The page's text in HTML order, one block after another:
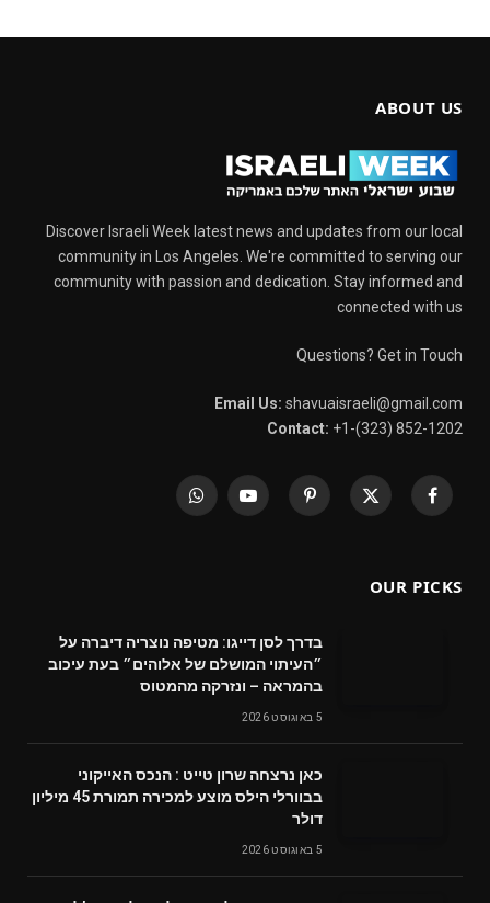
ABOUT US
Discover Israeli Week latest news and updates from our local
community in Los Angeles. We're committed to serving our
community with passion and dedication. Stay informed and
connected with us
Questions? Get in Touch
Email Us: shavuaisraeli@gmail.com
Contact: +1-(323) 852-1202
Facebook
X
Pinterest
YouTube
WhatsApp
OUR PICKS
בדרך לסן דייגו: מטיפה נוצריה דיברה על
״העיתוי המושלם של אלוהים״ בעת עיכוב
בהמראה – ונזרקה מהמטוס
5 באוגוסט 2026
‬דולר
5 באוגוסט 2026